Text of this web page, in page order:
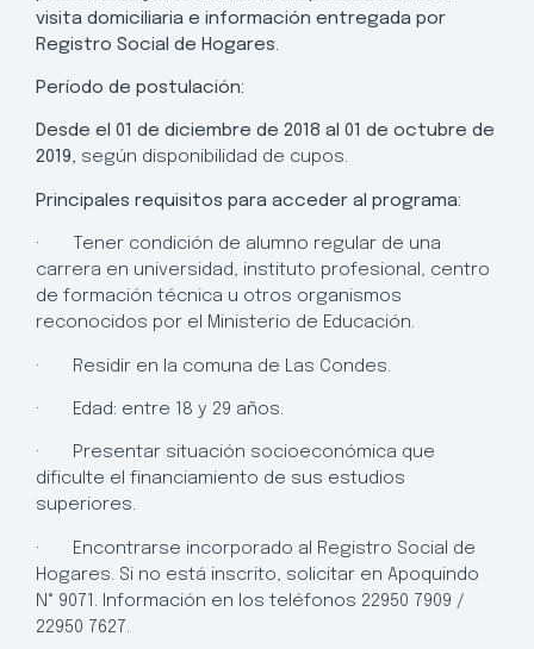
visita domiciliaria e información entregada por
Registro Social de Hogares.
Período de postulación:
Desde el 01 de diciembre de 2018 al 01 de octubre de
2019, según disponibilidad de cupos.
Principales requisitos para acceder al programa:
· Tener condición de alumno regular de una
carrera en universidad, instituto profesional, centro
de formación técnica u otros organismos
reconocidos por el Ministerio de Educación.
· Residir en la comuna de Las Condes.
· Edad: entre 18 y 29 años.
· Presentar situación socioeconómica que
dificulte el financiamiento de sus estudios
superiores.
· Encontrarse incorporado al Registro Social de
Hogares. Si no está inscrito, solicitar en Apoquindo
N° 9071. Información en los teléfonos 22950 7909 /
22950 7627.